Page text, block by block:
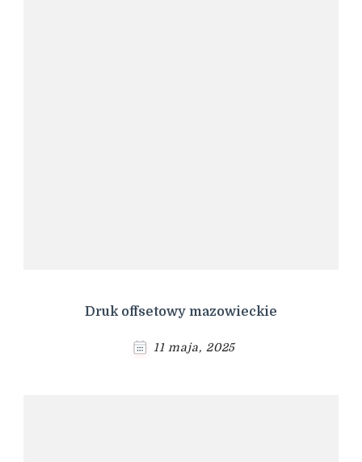
Druk offsetowy mazowieckie
11 maja, 2025